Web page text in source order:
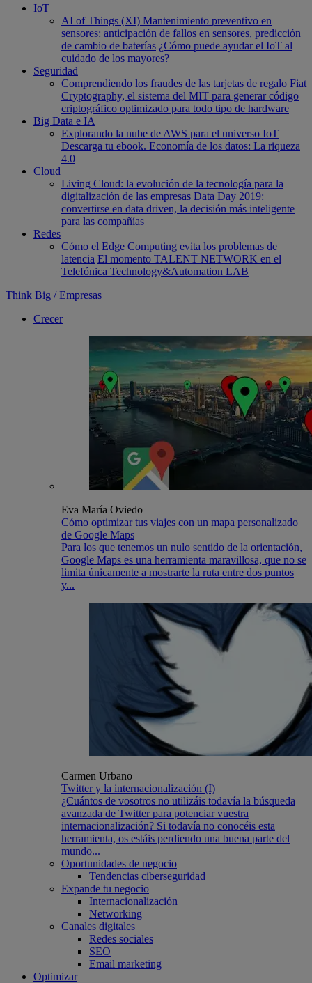
IoT
AI of Things (XI) Mantenimiento preventivo en
sensores: anticipación de fallos en sensores, predicción
de cambio de baterías ¿Cómo puede ayudar el IoT al
cuidado de los mayores?
Seguridad
Comprendiendo los fraudes de las tarjetas de regalo Fiat
Cryptography, el sistema del MIT para generar código
criptográfico optimizado para todo tipo de hardware
Big Data e IA
Explorando la nube de AWS para el universo IoT
Descarga tu ebook. Economía de los datos: La riqueza
4.0
Cloud
Living Cloud: la evolución de la tecnología para la
digitalización de las empresas Data Day 2019:
convertirse en data driven, la decisión más inteligente
para las compañías
Redes
Cómo el Edge Computing evita los problemas de
latencia El momento TALENT NETWORK en el
Telefónica Technology&Automation LAB
Think Big / Empresas
Crecer
Eva María Oviedo
Cómo optimizar tus viajes con un mapa personalizado
de Google Maps
Para los que tenemos un nulo sentido de la orientación,
Google Maps es una herramienta maravillosa, que no se
limita únicamente a mostrarte la ruta entre dos puntos
y...
Carmen Urbano
Twitter y la internacionalización (I)
¿Cuántos de vosotros no utilizáis todavía la búsqueda
avanzada de Twitter para potenciar vuestra
internacionalización? Si todavía no conocéis esta
herramienta, os estáis perdiendo una buena parte del
mundo...
Oportunidades de negocio
Tendencias ciberseguridad
Expande tu negocio
Internacionalización
Networking
Canales digitales
Redes sociales
SEO
Email marketing
Optimizar